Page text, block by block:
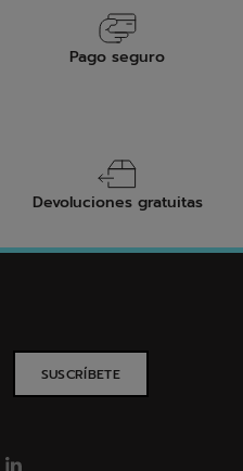
Pago seguro
Devoluciones gratuitas
SUSCRÍBETE